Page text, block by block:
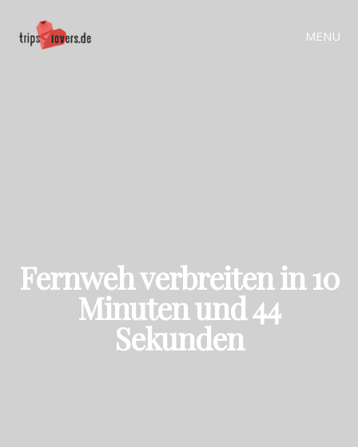
MENU
Fernweh verbreiten in 10
Minuten und 44
Sekunden